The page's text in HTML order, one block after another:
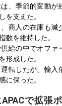
、季節的変動が
を支えた。
商人の在庫も減
数を維持した。
給の中でオファ
形成した。
転したが、輸入
に保った。
で拡張